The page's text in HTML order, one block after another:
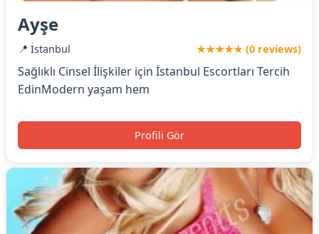
Ayşe
📍 İstanbul ★★★★★ (0 reviews)
Sağlıklı Cinsel İlişkiler için İstanbul Escortları Tercih
EdinModern yaşam hem
Profili Gör